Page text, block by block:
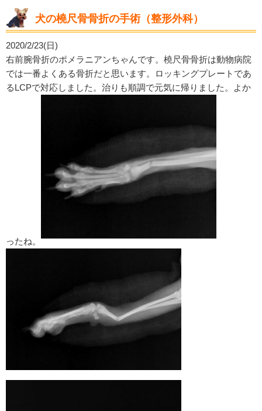
犬の橈尺骨骨折の手術（整形外科）
2020/2/23(日)
右前腕骨折のポメラニアンちゃんです。橈尺骨骨折は動物病院
では一番よくある骨折だと思います。ロッキングプレートであ
るLCPで対応しました。治りも順調で元気に帰りました。よか
ったね。